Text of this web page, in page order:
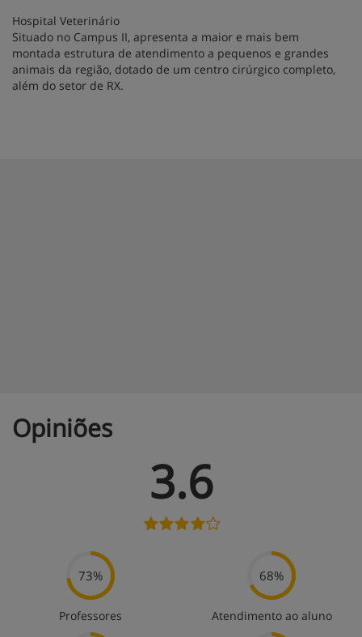
Hospital Veterinário
Situado no Campus II, apresenta a maior e mais bem
montada estrutura de atendimento a pequenos e grandes
animais da região, dotado de um centro cirúrgico completo,
além do setor de RX.
Opiniões
3.6
73%
Professores
68%
Atendimento ao aluno